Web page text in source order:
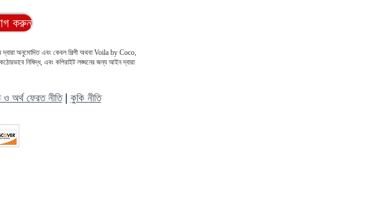
করুন
দ্বারা অনুমোদিত এবং কেবল শিল্পী অথবা Voila by Coco,
নিষিদ্ধ, এবং কপিরাইট লঙ্ঘনের জন্য আইন দ্বারা
অর্থ ফেরত নীতি| কুকি নীতি